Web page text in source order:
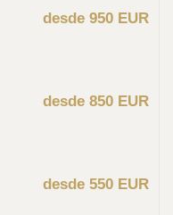
desde 950 EUR
desde 850 EUR
desde 550 EUR